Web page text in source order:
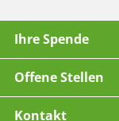
Ihre Spende
Offene Stellen
Kontakt